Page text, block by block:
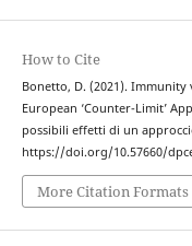
How to Cite
Bonetto, D. (2021). Immunity
European ‘Counter-Limit’
possibili effetti di un
https://doi.org/10.57660/
More Citation Formats